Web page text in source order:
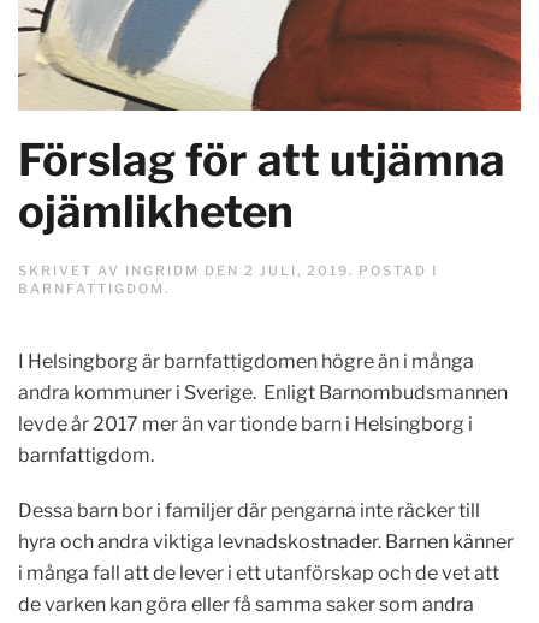
Förslag för att utjämna
ojämlikheten
SKRIVET AV INGRIDM DEN 2 JULI, 2019. POSTAD I
BARNFATTIGDOM .
I Helsingborg är barnfattigdomen högre än i många
andra kommuner i Sverige. Enligt Barnombudsmannen
levde år 2017 mer än var tionde barn i Helsingborg i
barnfattigdom.
Dessa barn bor i familjer där pengarna inte räcker till
hyra och andra viktiga levnadskostnader. Barnen känner
i många fall att de lever i ett utanförskap och de vet att
de varken kan göra eller få samma saker som andra